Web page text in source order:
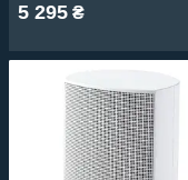
5 295 ₴